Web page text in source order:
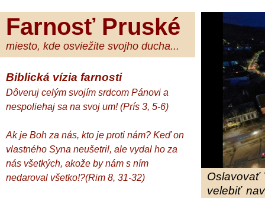
Farnosť Pruské
miesto, kde osviežite svojho ducha...
Biblická vízia farnosti
Dôveruj celým svojím srdcom Pánovi a
nespoliehaj sa na svoj um! (Prís 3, 5-6)
Ak je Boh za nás, kto je proti nám? Keď on
vlastného Syna neušetril, ale vydal ho za
nás všetkých, akože by nám s ním
nedaroval všetko!?(Rim 8, 31-32)
Oslavovať
velebiť